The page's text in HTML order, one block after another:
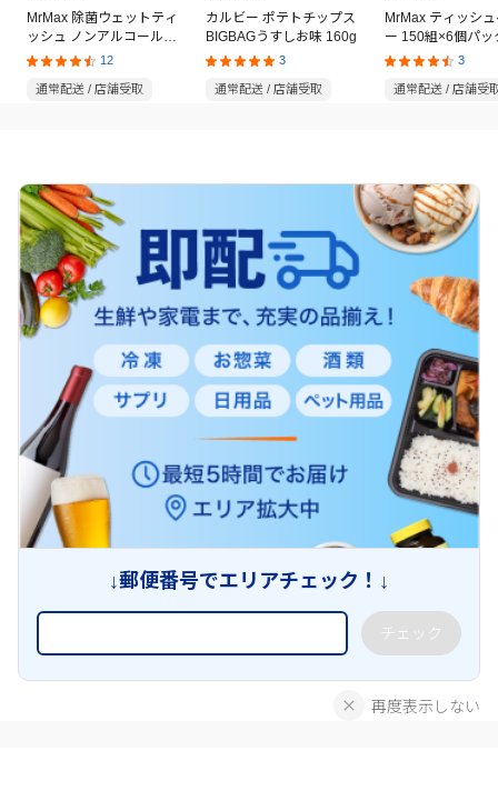
MrMax 除菌ウェットティ
ッシュ ノンアルコールタ
イプ 60枚×8個パック
12
通常配送 / 店舗受取
カルビー ポテトチップス
BIGBAGうすしお味 160g
3
通常配送 / 店舗受取
MrMax ティッシ
ー 150組×6個パッ
3
通常配送 / 店舗受
↓郵便番号でエリアチェック！↓
チェック
再度表示しない